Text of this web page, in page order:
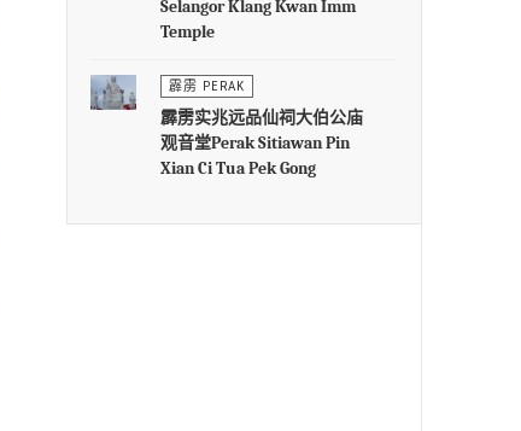
Selangor Klang Kwan Imm
Temple
霹雳 PERAK
霹雳实兆远品仙祠大伯公庙
观音堂Perak Sitiawan Pin
Xian Ci Tua Pek Gong